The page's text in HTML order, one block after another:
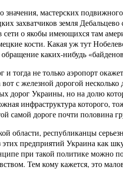
мастерских
захватчиков земля
о якобы имеющихся там
кости. Какая уж тут
каких-нибудь
не только аэропорт
железной дорогой несколько
дорог Украины, но на долю
инфраструктура которого,
самой дороге почти половина
республиканцы
предприятий Украина как
при такой политике можно
Тем кому кажется, это